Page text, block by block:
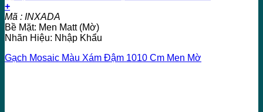
+
Mã : INXADA
Bề Mặt: Men Matt (Mờ)
Nhãn Hiệu: Nhập Khẩu
Gạch Mosaic Màu Xám Đậm 1010 Cm Men Mờ